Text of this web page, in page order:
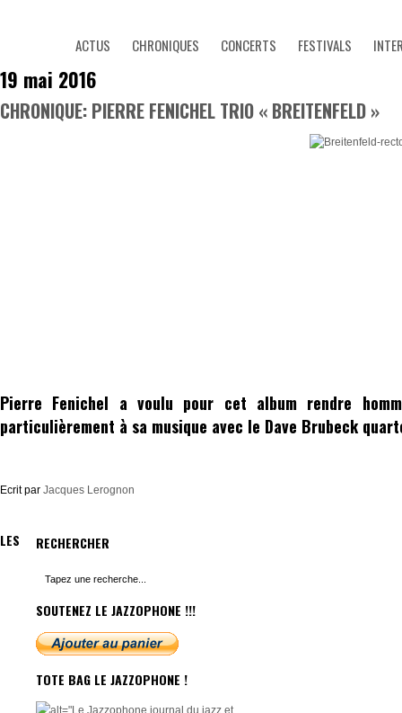
ACTUS CHRONIQUES CONCERTS FESTIVALS
19 mai 2016
CHRONIQUE: PIERRE FENICHEL TRIO « BREITENFELD »
Pierre Fenichel a voulu pour cet album rendre
particulièrement à sa musique avec le Dave Brubeck
Ecrit par Jacques Lerognon
RECHERCHER
SOUTENEZ LE JAZZOPHONE !!!
TOTE BAG LE JAZZOPHONE !
LES